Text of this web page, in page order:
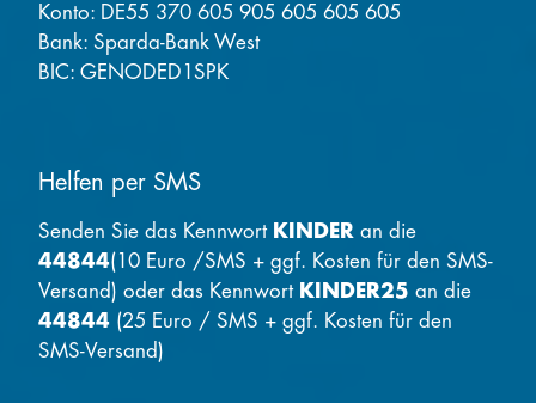
Konto: DE55 370 605 905 605 605 605
Bank: Sparda-Bank West
BIC: GENODED1SPK
Helfen per SMS
Senden Sie das Kennwort KINDER an die
44844(10 Euro /SMS + ggf. Kosten für den SMS-
Versand) oder das Kennwort KINDER25 an die
44844 (25 Euro / SMS + ggf. Kosten für den
SMS-Versand)